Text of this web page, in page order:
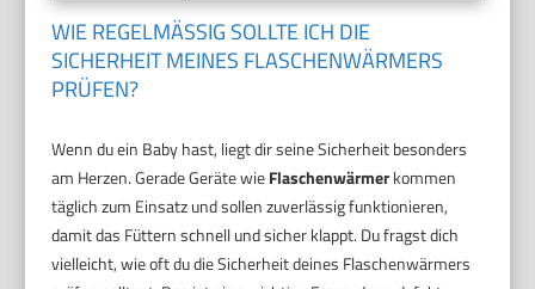
WIE REGELMÄSSIG SOLLTE ICH DIE S
ICHERHEIT MEINES FLASCHENWÄRMERS P
RÜFEN?
Wenn du ein Baby hast, liegt dir seine Sicherheit besonders
am Herzen. Gerade Geräte wieFlaschenwärmerkommen
täglich zum Einsatz und sollen zuverlässig funktionieren,
damit das Füttern schnell und sicher klappt. Du fragst dich
vielleicht, wie oft du die Sicherheit deines Flaschenwärmers